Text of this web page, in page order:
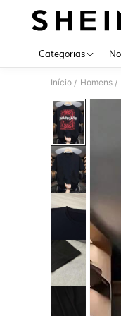
Categorias
Início / Homens /